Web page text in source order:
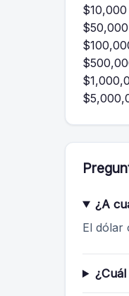
$10,000
¿A
El dólar